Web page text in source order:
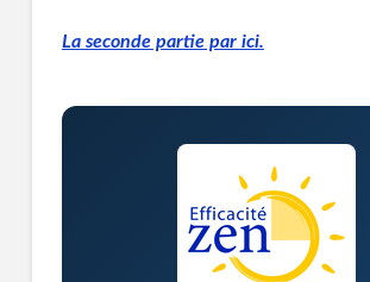
La seconde partie par ici.